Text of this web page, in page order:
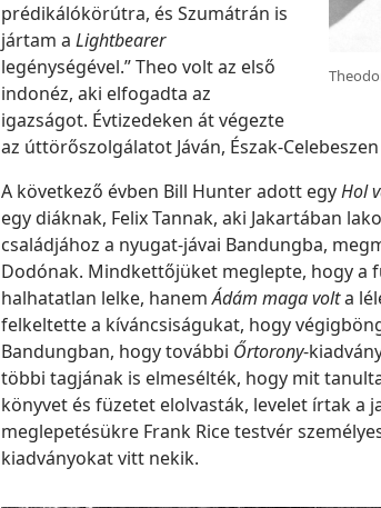
prédikálókörútra, és Szumátrán is
jártam a Lightbearer
legénységével.” Theo volt az első
indonéz, aki elfogadta az
igazságot. Évtizedeken át végezte
az úttörőszolgálatot Jáván, Észak-
A következő évben Bill Hunter adott egyHol
egy diáknak, Felix Tannak, aki Jakartában
családjához a nyugat-jávai Bandungba,
Dodónak. Mindkettőjüket meglepte, hogy a
halhatatlan lelke, hanemÁdám maga volta
felkeltette a kíváncsiságukat, hogy
Bandungban, hogy további Őrtorony-
többi tagjának is elmesélték, hogy mit
könyvet és füzetet elolvasták, levelet írtak a
meglepetésükre Frank Rice testvér
kiadványokat vitt nekik.